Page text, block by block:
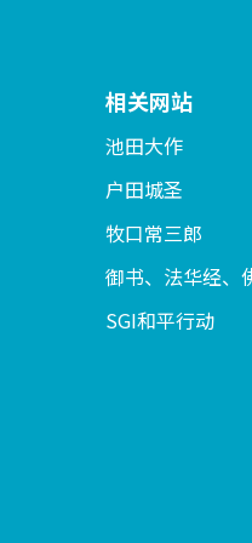
相关网站
池田大作
户田城圣
牧口常三郎
御书、法华经、
SGI和平行动